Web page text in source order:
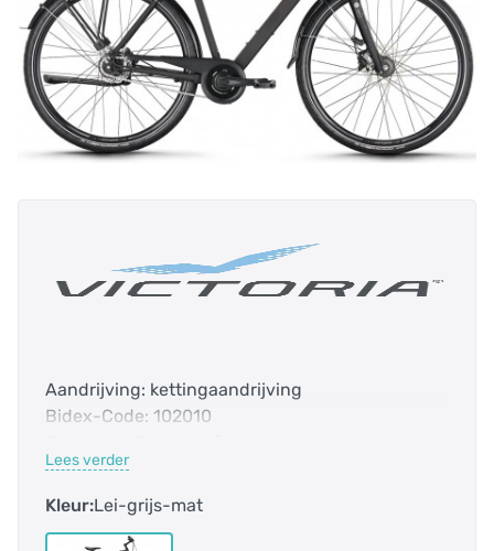
Aandrijving: kettingaandrijving
Bidex-Code: 102010
DST-code: 1B00
E-bike: nee
Fedas-Code: 155011
Lees verder
Kleur:Lei-grijs-mat